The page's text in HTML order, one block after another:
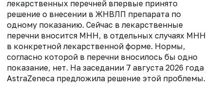
лекарственных перечней впервые принято
решение о внесении в ЖНВЛП препарата по
одному показанию. Сейчас в лекарственные
перечни вносится МНН, в отдельных случаях МНН
в конкретной лекарственной форме. Нормы,
согласно которой в перечни вносилось бы одно
показание, нет. На заседании 7 августа 2026 года
AstraZeneca предложила решение этой проблемы.